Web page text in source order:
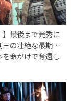
】最後まで光秀に
三の壮絶な最期…
命がけで奪還し